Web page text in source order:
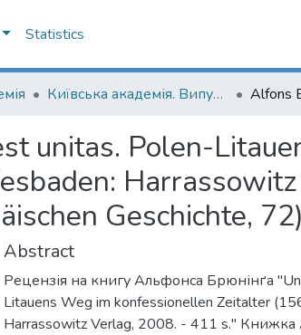
Statistics
Київська академія. Випуск 011
unitas. Polen-
Geschichte,
Abstract
Рецензія на книгу Альфонса Брюнінґа
Litauens Weg im konfessionellen Zeitalter
Harrassowitz Verlag, 2008. - 411 s." Книжка